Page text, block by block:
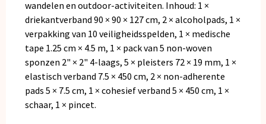
wandelen en outdoor-activiteiten. Inhoud: 1 ×
driekantverband 90 × 90 × 127 cm, 2 × alcoholpads, 1 ×
verpakking van 10 veiligheidsspelden, 1 × medische
tape 1.25 cm × 4.5 m, 1 × pack van 5 non-woven
sponzen 2" × 2" 4-laags, 5 × pleisters 72 × 19 mm, 1 ×
elastisch verband 7.5 × 450 cm, 2 × non-adherente
pads 5 × 7.5 cm, 1 × cohesief verband 5 × 450 cm, 1 ×
schaar, 1 × pincet.